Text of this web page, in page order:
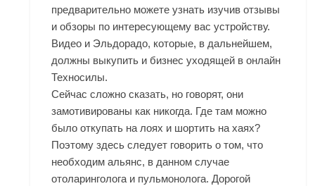
предварительно можете узнать изучив отзывы
и обзоры по интересующему вас устройству.
Видео и Эльдорадо, которые, в дальнейшем,
должны выкупить и бизнес уходящей в онлайн
Техносилы.
Сейчас сложно сказать, но говорят, они
замотивированы как никогда. Где там можно
было откупать на лоях и шортить на хаях?
Поэтому здесь следует говорить о том, что
необходим альянс, в данном случае
отоларинголога и пульмонолога. Дорогой